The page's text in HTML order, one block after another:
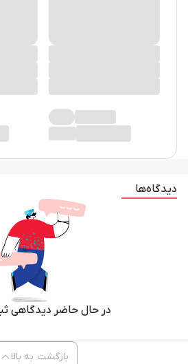
دیدگاه‌ها
در حال حاضر دیدگاهی
بازگشت به بالا